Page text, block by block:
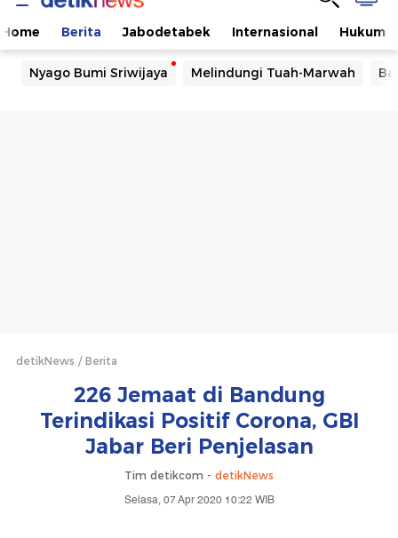
Home Berita Jabodetabek Internasional Hukum
Nyago Bumi Sriwijaya Melindungi Tuah-Marwah
detikNews Berita
226 Jemaat di Bandung
Terindikasi Positif Corona, GBI
Jabar Beri Penjelasan
Tim detikcom - detikNews
Selasa, 07 Apr 2020 10:22 WIB